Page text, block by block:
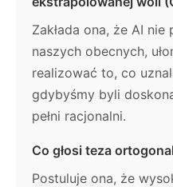
Zakłada ona, że AI
naszych obecnych,
realizować to, co
gdybyśmy byli
pełni racjonalni.
Co głosi teza
Postuluje ona, że